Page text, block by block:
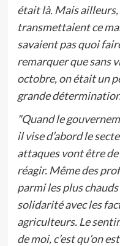
était là. Mais ailleurs,
transmettaient ce
savaient pas quoi
remarquer que sans
octobre, on était un
grande
"Quand le
il vise d’abord le
attaques vont être
réagir. Même des
parmi les plus
solidarité avec les
agriculteurs. Le
de moi, c’est qu’on